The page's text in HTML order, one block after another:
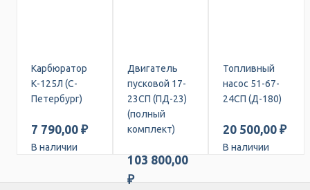
Карбюратор
К-125Л (С-
Петербург)
7 790,00 ₽
В наличии
Двигатель
пусковой 17-
23СП (ПД-23)
(полный
комплект)
103 800,00
₽
Топливный
насос 51-67-
24СП (Д-180)
20 500,00 ₽
В наличии